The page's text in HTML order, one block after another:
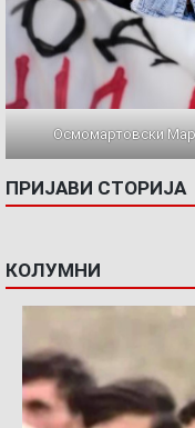
Осмомартовски
ПРИЈАВИ СТОРИЈА
КОЛУМНИ